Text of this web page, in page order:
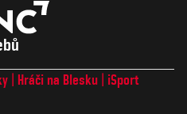
Hráči na Blesku
iSport